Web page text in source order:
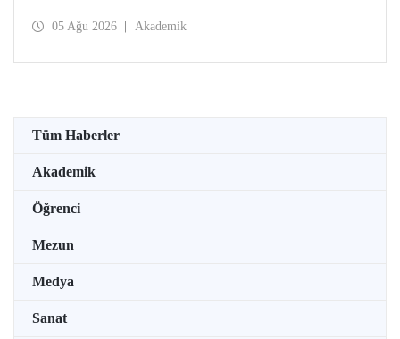
Koşullarına Bağlı Mikrolif Salımı: Aşınma, UV Maruziyeti
05 Ağu 2026 Akademik
Tüm Haberler
Akademik
Öğrenci
Mezun
Medya
Sanat